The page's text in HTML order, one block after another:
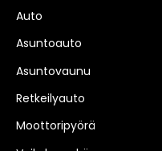
Auto
Asuntoauto
Asuntovaunu
Retkeilyauto
Moottoripyörä